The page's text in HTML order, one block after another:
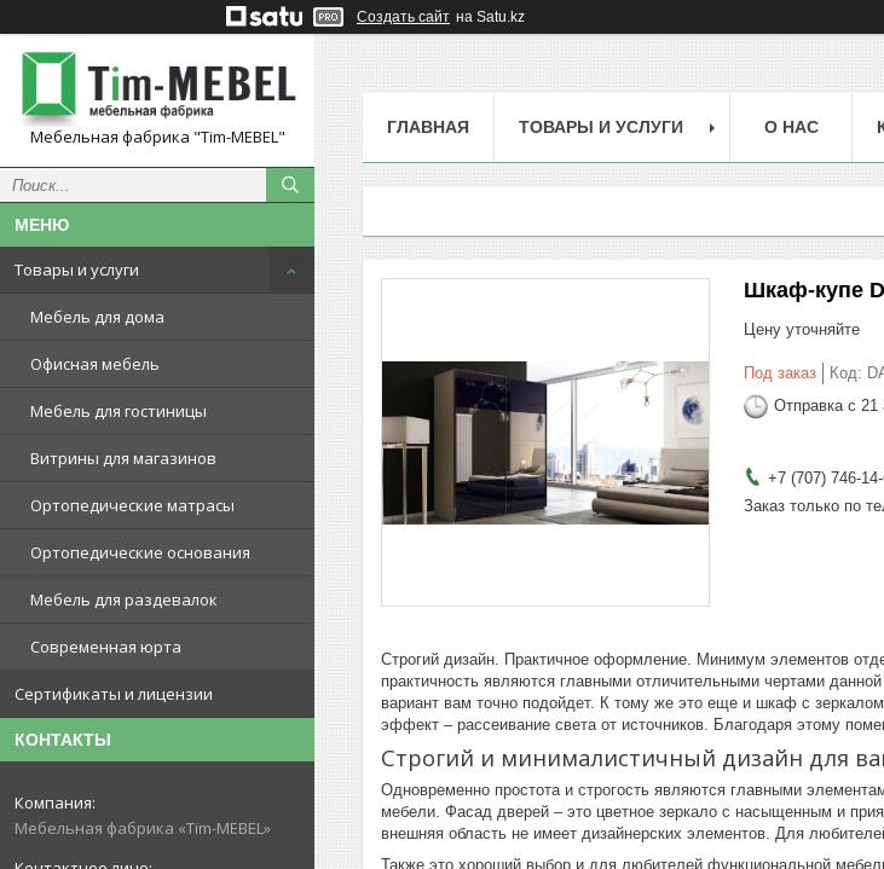
Создать сайт на Satu.kz
Мебельная фабрика "Tim-MEBEL"
Товары и услуги
Мебель для дома
Офисная мебель
Мебель для гостиницы
Витрины для магазинов
Ортопедические матрасы
Ортопедические основания
Мебель для раздевалок
Современная юрта
Сертификаты и лицензии
КОНТАКТЫ
Мебельная фабрика «Tim-MEBEL»
ГЛАВНАЯ ТОВАРЫ И УСЛУГИ О НАС
Шкаф-купе
Цену уточняйте
Под заказ Код:
Отправка с 21
+7 (707) 746-
Заказ только по
Строгий дизайн. Практичное оформление. Минимум элементов
практичность являются главными отличительными чертами
вариант вам точно подойдет. К тому же это еще и шкаф с
эффект – рассеивание света от источников. Благодаря этому
Строгий и минималистичный дизайн для
Одновременно простота и строгость являются главными
мебели. Фасад дверей – это цветное зеркало с насыщенным и
внешняя область не имеет дизайнерских элементов. Для
Также это хороший выбор и для любителей функциональной